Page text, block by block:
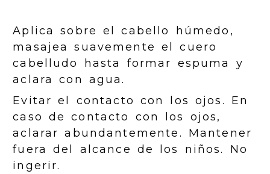
Aplica sobre el cabello húmedo,
masajea suavemente el cuero
cabelludo hasta formar espuma y
aclara con agua.
Evitar el contacto con los ojos. En
caso de contacto con los ojos,
aclarar abundantemente. Mantener
fuera del alcance de los niños. No
ingerir.